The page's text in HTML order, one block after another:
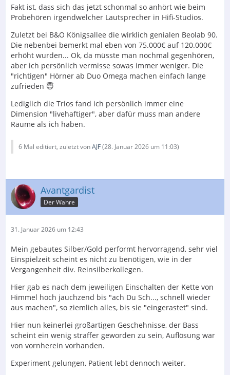
Fakt ist, dass sich das jetzt schonmal so anhört wie beim
Probehören irgendwelcher Lautsprecher in Hifi-Studios.
Zuletzt bei B&O Königsallee die wirklich genialen Beolab 90.
Die nebenbei bemerkt mal eben von 75.000€ auf 120.000€
erhöht wurden... Ok, da müsste man nochmal gegenhören,
aber ich persönlich vermisse sowas immer weniger. Die
"richtigen" Hörner ab Duo Omega machen einfach lange
zufrieden 😇
Lediglich die Trios fand ich persönlich immer eine
Dimension "livehaftiger", aber dafür muss man andere
Räume als ich haben.
6 Mal editiert, zuletzt vonAJF(28. Januar 2026 um 11:03)
Avantgardist
Der Wahre
31. Januar 2026 um 12:43
Mein gebautes Silber/Gold performt hervorragend, sehr viel
Einspielzeit scheint es nicht zu benötigen, wie in der
Vergangenheit div. Reinsilberkollegen.
Hier gab es nach dem jeweiligen Einschalten der Kette von
Himmel hoch jauchzend bis "ach Du Sch..., schnell wieder
aus machen", so ziemlich alles, bis sie "eingerastet" sind.
Hier nun keinerlei großartigen Geschehnisse, der Bass
scheint ein wenig straffer geworden zu sein, Auflösung war
von vornherein vorhanden.
Experiment gelungen, Patient lebt dennoch weiter.